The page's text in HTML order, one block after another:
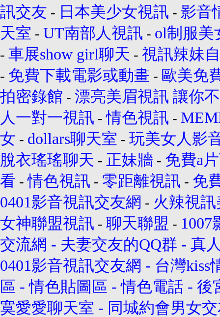
訊交友 - 日本美少女視訊 - 影音
天室 - UT南部人視訊 - ol制服美
- 車展show girl聊天 - 視訊辣妹
- 免費下載電影或動畫 - 歐美免
拍密錄館 - 漂亮美眉視訊 讓你
人一對一視訊 -情色視訊 -
女 - dollars聊天室 - 玩美女人影
脫衣瑤瑤聊天 - 正妹牆 - 免費a
看 -情色視訊 - 零距離視訊 - 免
0401影音視訊交友網 - 火辣視
女神聯盟視訊 - 聊天聯盟 - 1007
交流網 - 夫妻交友的QQ群 - 真
0401影音視訊交友網 - 台灣kiss
區 -情色貼圖區 -情色電話 - 後
寞愛愛聊天室 - 同城約會男女